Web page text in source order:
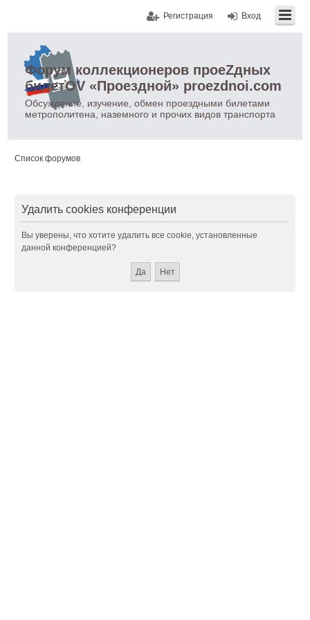
Вход
Регистрация
Форум коллекционеров проеZдных
билетOV «Проездной» proezdnoi.com
Обсуждение, изучение, обмен проездными билетами
метрополитена, наземного и прочих видов транспорта
Список форумов
Удалить cookies конференции
Вы уверены, что хотите удалить все cookie, установленные
данной конференцией?